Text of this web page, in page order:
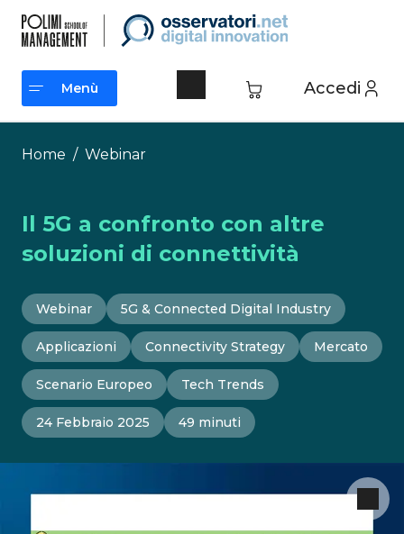
contenuto
Accedi
Menù
Menù
Home / Webinar
Il 5G a confronto con altre
soluzioni di connettività
Webinar 5G & Connected Digital Industry
Applicazioni Connectivity Strategy Mercato
Scenario Europeo Tech Trends
24 Febbraio 2025 49 minuti